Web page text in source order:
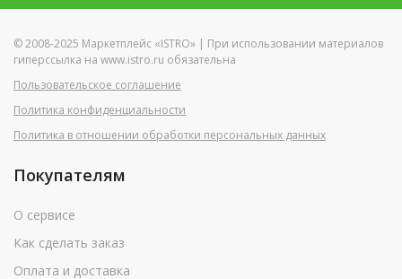
© 2008-2025 Маркетплейс «ISTRO» | При использовании материалов
гиперссылка на www.istro.ru обязательна
Пользовательское соглашение
Политика конфиденциальности
Политика в отношении обработки персональных данных
Покупателям
О сервисе
Как сделать заказ
Оплата и доставка